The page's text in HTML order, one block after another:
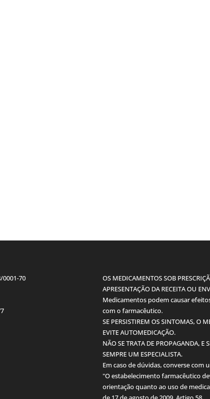
0001-70
OS MEDICAMENTOS SOB
APRESENTAÇÃO DA RECEITA OU
Medicamentos podem causar
com o farmacêutico.
SE PERSISTIREM OS SINTOMAS, O
EVITE AUTOMEDICAÇÃO.
NÃO SE TRATA DE PROPAGANDA, E
SEMPRE UM ESPECIALISTA.
Em caso de dúvidas, converse com
"O estabelecimento farmacêutico
orientação quanto ao uso de